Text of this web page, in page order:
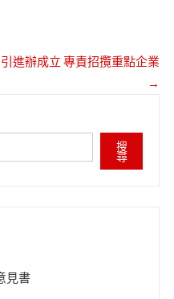
引進辦成立 專責招攬重點企業
→
搜
尋
見書